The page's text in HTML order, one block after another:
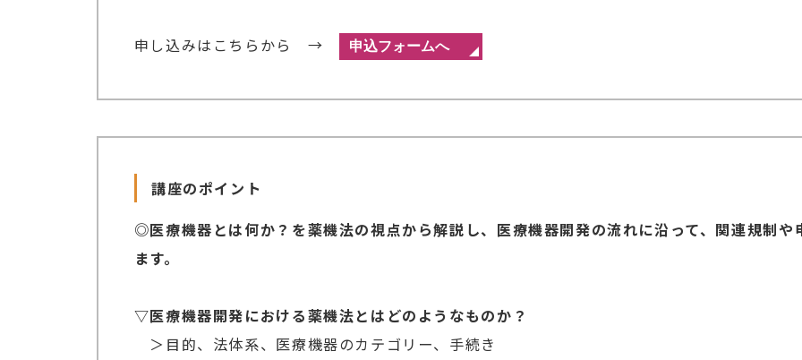
申し込みはこちらから →
講座のポイント
◎医療機器とは何か？を薬機法の視点から解説し、医療機器開発の流れに沿って、関連規制
ます。
▽医療機器開発における薬機法とはどのようなものか？
＞目的、法体系、医療機器のカテゴリー、手続き